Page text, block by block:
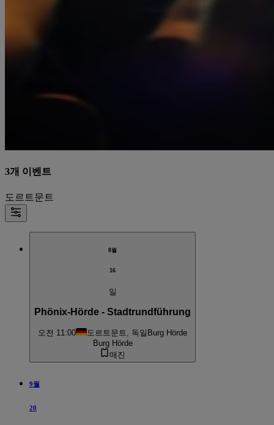
3개 이벤트
도르트문트
8월
16
일
Phönix-Hörde - Stadtrundführung
오전 11:00 도르트문트, 독일 Burg Hörde
Burg Hörde
매진
9월
20